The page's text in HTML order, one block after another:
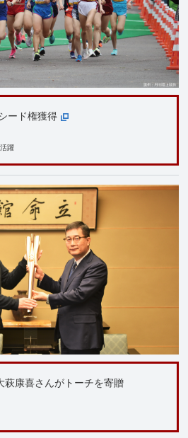
ード権獲得
躍
康喜さんがトーチを寄贈